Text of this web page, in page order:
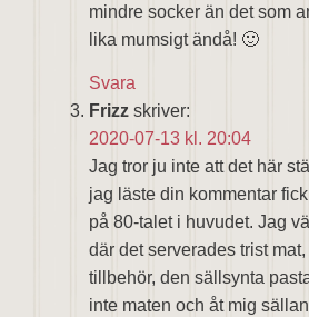
mindre socker än det som
lika mumsigt ändå! 🙂
Svara
Frizz skriver:
2020-07-13 kl. 20:04
Jag tror ju inte att det här
jag läste din kommentar
på 80-talet i huvudet. Jag
där det serverades trist
tillbehör, den sällsynta
inte maten och åt mig